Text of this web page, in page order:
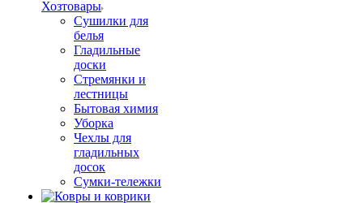
Хозтовары
Сушилки для
белья
Гладильные
доски
Стремянки и
лестницы
Бытовая химия
Уборка
Чехлы для
гладильных
досок
Сумки-тележки